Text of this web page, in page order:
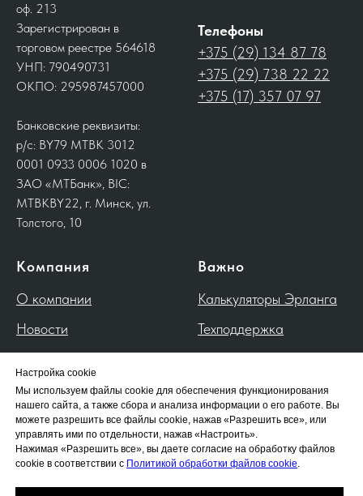
Настройка cookie
Мы используем файлы cookie для обеспечения функционирования
нашего сайта, а также сбора и анализа информации о его работе. Вы
можете разрешить все файлы cookie, нажав «Разрешить все», или
управлять ими по отдельности, нажав «Настроить».
Нажимая «Разрешить все», вы даете согласие на обработку файлов
cookie в соответствии с Политикой обработки файлов cookie.
оф. 213
Зарегистрирован в
торговом реестре 564618
УНП: 790490731
ОКПО: 295987457000
Банковские реквизиты:
р/с: BY79 MTBK 3012
0001 0933 0006 1020 в
ЗАО «МТБанк», BIC:
MTBKBY22, г. Минск, ул.
Толстого, 10
Телефоны
+375 (29) 134 87 78
+375 (29) 738 22 22
+375 (17) 357 07 97
Компания
О компании
Новости
---
Политика обработки
файлов cookie
Политика обработки
персональных данных
Важно
Калькуляторы Эрланга
Техподдержка